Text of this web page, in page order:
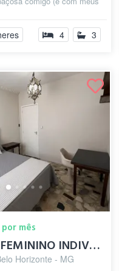
4 3
por mês
QUARTO FEMININO INDIVIDUAL - PRAÇA DA S...
Horizonte - MG